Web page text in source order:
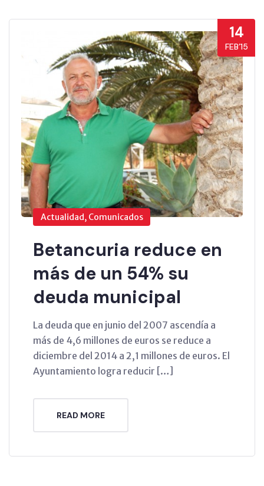
14
FEB’15
Actualidad, Comunicados
Betancuria reduce en
más de un 54% su
deuda municipal
La deuda que en junio del 2007 ascendía a
más de 4,6 millones de euros se reduce a
diciembre del 2014 a 2,1 millones de euros. El
Ayuntamiento logra reducir […]
READ MORE